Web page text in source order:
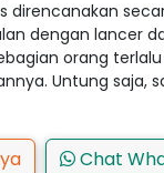
direncanakan
dengan lancer
orang
Untung saja,
Chat